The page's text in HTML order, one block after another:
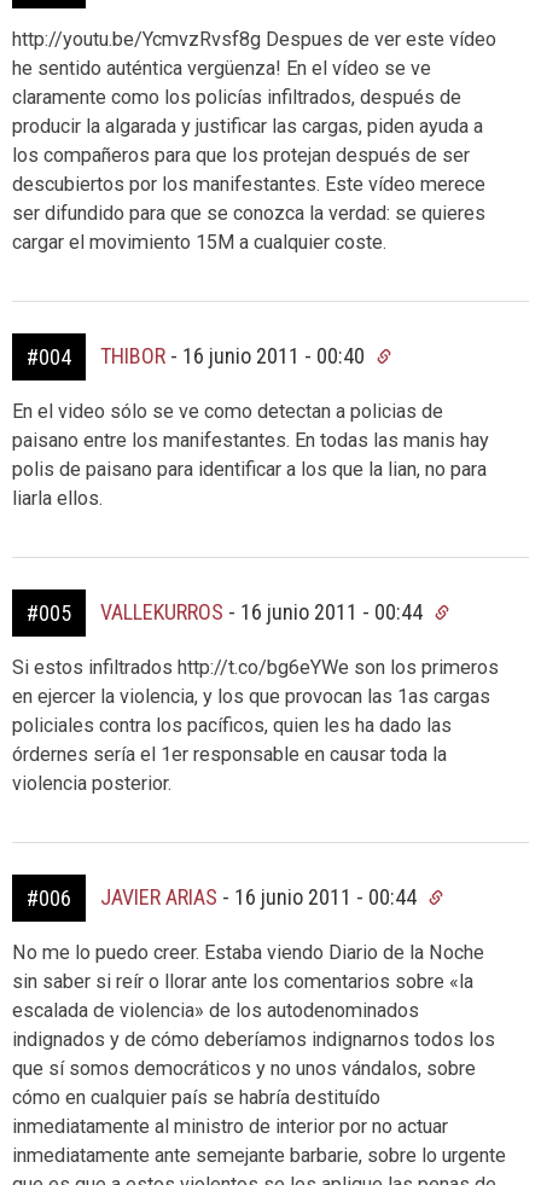
http://youtu.be/YcmvzRvsf8g Despues de ver este vídeo
he sentido auténtica vergüenza! En el vídeo se ve
claramente como los policías infiltrados, después de
producir la algarada y justificar las cargas, piden ayuda a
los compañeros para que los protejan después de ser
descubiertos por los manifestantes. Este vídeo merece
ser difundido para que se conozca la verdad: se quieres
cargar el movimiento 15M a cualquier coste.
#004 THIBOR - 16 junio 2011 - 00:40
En el video sólo se ve como detectan a policias de
paisano entre los manifestantes. En todas las manis hay
polis de paisano para identificar a los que la lian, no para
liarla ellos.
#005 VALLEKURROS - 16 junio 2011 - 00:44
Si estos infiltrados http://t.co/bg6eYWe son los primeros
en ejercer la violencia, y los que provocan las 1as cargas
policiales contra los pacíficos, quien les ha dado las
órdernes sería el 1er responsable en causar toda la
violencia posterior.
#006 JAVIER ARIAS - 16 junio 2011 - 00:44
No me lo puedo creer. Estaba viendo Diario de la Noche
sin saber si reír o llorar ante los comentarios sobre «la
escalada de violencia» de los autodenominados
indignados y de cómo deberíamos indignarnos todos los
que sí somos democráticos y no unos vándalos, sobre
cómo en cualquier país se habría destituído
inmediatamente al ministro de interior por no actuar
inmediatamente ante semejante barbarie, sobre lo urgente